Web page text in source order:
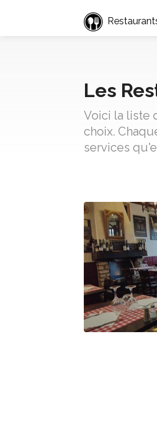
Les
Voici la liste
choix.
services